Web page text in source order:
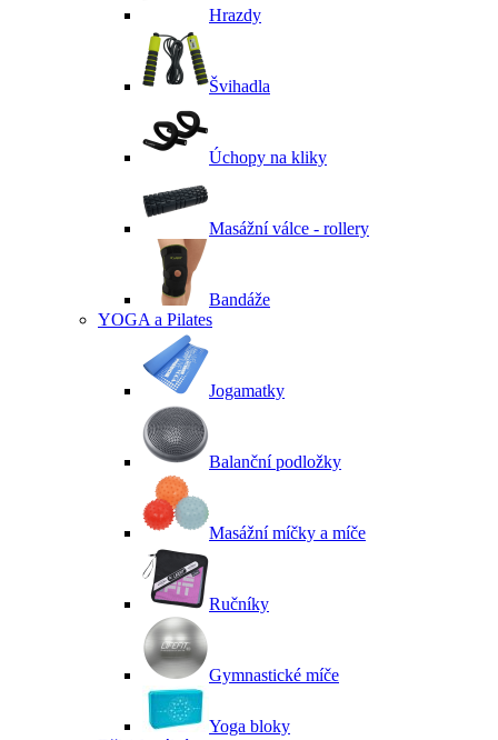
Hrazdy
Švihadla
Úchopy na kliky
Masážní válce - rollery
Bandáže
YOGA a Pilates
Jogamatky
Balanční podložky
Masážní míčky a míče
Ručníky
Gymnastické míče
Yoga bloky